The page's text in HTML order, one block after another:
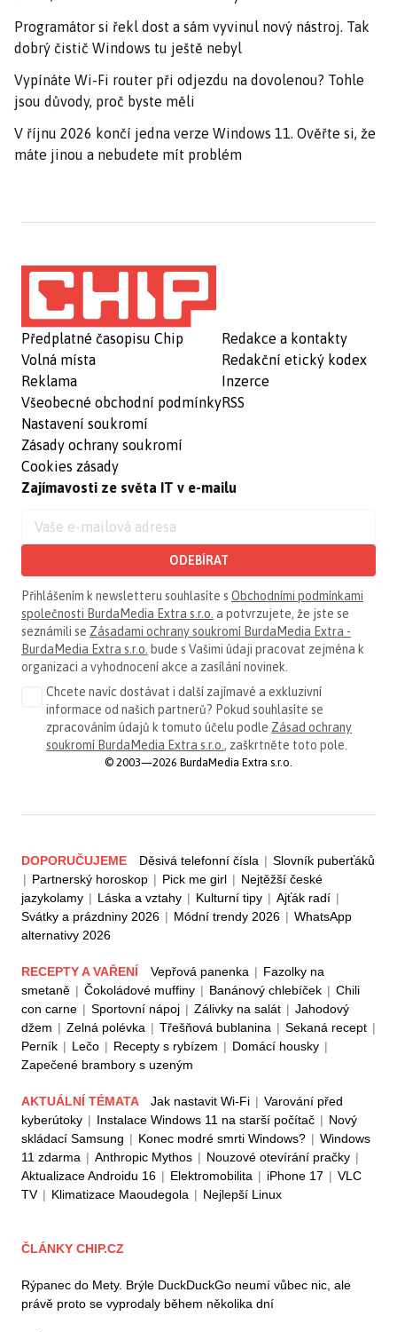
Programátor si řekl dost a sám vyvinul nový nástroj. Tak
dobrý čistič Windows tu ještě nebyl
Vypínáte Wi-Fi router při odjezdu na dovolenou? Tohle
jsou důvody, proč byste měli
V říjnu 2026 končí jedna verze Windows 11. Ověřte si, že
máte jinou a nebudete mít problém
Předplatné časopisu Chip
Volná místa
Reklama
Všeobecné obchodní podmínky
Nastavení soukromí
Zásady ochrany soukromí
Cookies zásady
Redakce a kontakty
Redakční etický kodex
Inzerce
RSS
Zajímavosti ze světa IT v e-mailu
ODEBÍRAT
Přihlášením k newsletteru souhlasíte s Obchodními podmínkami
společnosti BurdaMedia Extra s.r.o. a potvrzujete, že jste se
seznámili se Zásadami ochrany soukromí BurdaMedia Extra -
BurdaMedia Extra s.r.o. bude s Vašimi údaji pracovat zejména k
organizaci a vyhodnocení akce a zasílání novinek.
Chcete navíc dostávat i další zajímavé a exkluzivní
informace od našich partnerů? Pokud souhlasíte se
zpracováním údajů k tomuto účelu podle Zásad ochrany
soukromí BurdaMedia Extra s.r.o., zaškrtněte toto pole.
© 2003—2026 BurdaMedia Extra s.r.o.
DOPORUČUJEME Děsivá telefonní čísla | Slovník puberťáků
| Partnerský horoskop | Pick me girl | Nejtěžší české
jazykolamy | Láska a vztahy | Kulturní tipy | Ajťák radí |
Svátky a prázdniny 2026 | Módní trendy 2026 | WhatsApp
alternativy 2026
RECEPTY A VAŘENÍ Vepřová panenka | Fazolky na
smetaně | Čokoládové muffiny | Banánový chlebíček | Chili
con carne | Sportovní nápoj | Zálivky na salát | Jahodový
džem | Zelná polévka | Třešňová bublanina | Sekaná recept |
Perník | Lečo | Recepty s rybízem | Domácí housky |
Zapečené brambory s uzeným
AKTUÁLNÍ TÉMATA Jak nastavit Wi-Fi | Varování před
kyberútoky | Instalace Windows 11 na starší počítač | Nový
skládací Samsung | Konec modré smrti Windows? | Windows
11 zdarma | Anthropic Mythos | Nouzové otevírání pračky |
Aktualizace Androidu 16 | Elektromobilita | iPhone 17 | VLC
TV | Klimatizace Maoudegola | Nejlepší Linux
ČLÁNKY CHIP.CZ
Rýpanec do Mety. Brýle DuckDuckGo neumí vůbec nic, ale
právě proto se vyprodaly během několika dní